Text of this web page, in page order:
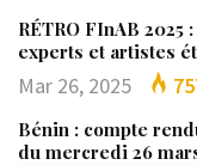
RÉTRO FInAB
experts et artistes
Mar 26, 2025
Bénin : compte
du mercredi 26